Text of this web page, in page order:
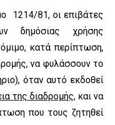
1214/81, οι επιβάτες
δημόσιας χρήσης
κατά περίπτωση,
να φυλάσσουν το
όταν αυτό εκδοθεί
της διαδρομής,και να
που τους ζητηθεί